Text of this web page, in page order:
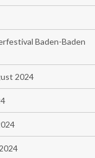
Baden-Baden
2024